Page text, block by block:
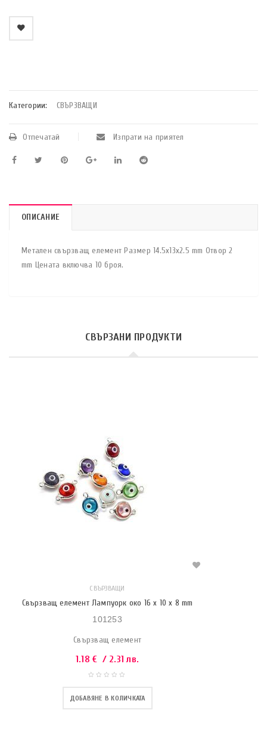
Категории: СВЪРЗВАЩИ
Отпечатай Изпрати на приятел
ОПИСАНИЕ
Метален свързващ елемент Размер 14.5x13x2.5 mm Отвор 2
mm Цената включва 10 броя.
СВЪРЗАНИ ПРОДУКТИ
СВЪРЗВАЩИ
Свързващ елемент Лампуорк око 16 x 10 x 8 mm
101253
Свързващ елемент
1.18€ / 2.31 лв.
ДОБАВЯНЕ В КОЛИЧКАТА